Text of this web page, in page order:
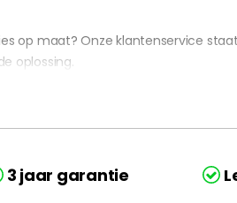
op maat? Onze klantenservice
oplossing.
3 jaar garantie